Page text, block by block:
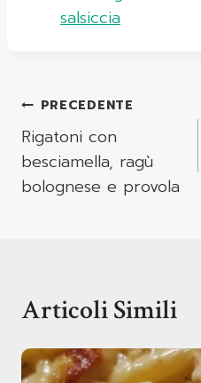
salsiccia
Navigazione
Articoli
PRECEDENTE
Rigatoni con
besciamella, ragù
bolognese e provola
Articoli Simili